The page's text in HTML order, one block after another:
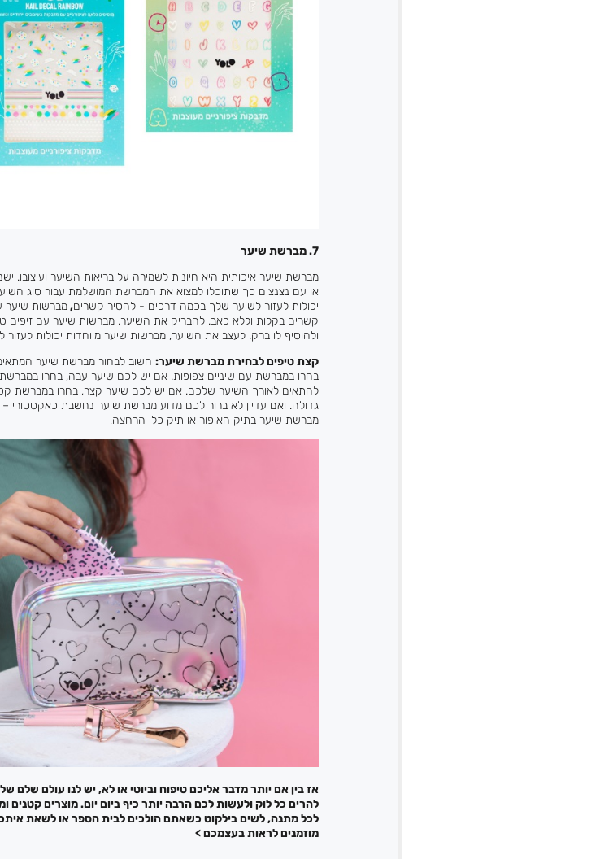
7. מברשת שיער
מברשת שיער איכותית היא חיונית לשמירה על בריאות השיער ועיצובו.
או עם נצנצים כך שתוכלו למצוא את המברשת המושלמת עבור סוג
יכולות לעזור לשיער שלך בכמה דרכים - להסיר קשרים,מברשות שיער
קשרים בקלות וללא כאב. להבריק את השיער, מברשות שיער עם זיפים
ולהוסיף לו ברק. לעצב את השיער, מברשות שיער מיוחדות יכולות
קצת טיפים לבחירת מברשת שיער: חשוב לבחור מברשת שיער
בחרו במברשת עם שיניים צפופות. אם יש לכם שיער עבה, בחרו
להתאים לאורך השיער שלכם. אם יש לכם שיער קצר, בחרו במברשת
גדולה. ואם עדיין לא ברור לכם מדוע מברשת שיער נחשבת כאקססורי
מברשת שיער בתיק האיפור או תיק כלי הרחצה!
אז בין אם יותר מדבר אליכם טיפוח וביוטי או לא, יש לנו עולם שלם
להרים כל לוק ולעשות לכם הרבה יותר כיף ביום יום. מוצרים קטנים
לכל מתנה, לשים בילקוט כשאתם הולכים לבית הספר או לשאת
מוזמנים לראות בעצמכם >